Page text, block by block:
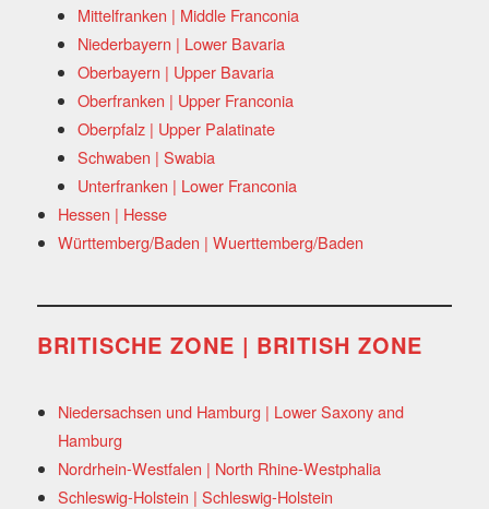
Mittelfranken | Middle Franconia
Niederbayern | Lower Bavaria
Oberbayern | Upper Bavaria
Oberfranken | Upper Franconia
Oberpfalz | Upper Palatinate
Schwaben | Swabia
Unterfranken | Lower Franconia
Hessen | Hesse
Württemberg/Baden | Wuerttemberg/Baden
BRITISCHE ZONE | BRITISH ZONE
Niedersachsen und Hamburg | Lower Saxony and
Hamburg
Nordrhein-Westfalen | North Rhine-Westphalia
Schleswig-Holstein | Schleswig-Holstein